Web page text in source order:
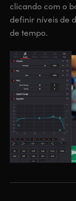
clicando com o
definir níveis de
de tempo.